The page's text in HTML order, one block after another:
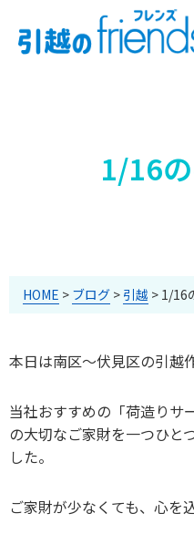
1/16
HOME > ブログ > 引越 > 1/16
本日は南区～伏見区の引越
当社おすすめの「荷造りサ
の大切なご家財を一つひと
した。
ご家財が少なくても、心を